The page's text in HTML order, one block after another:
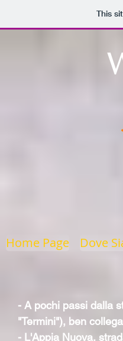
This
Home Page Dove
- A pochi passi dalla
"Termini"), ben
- L'Appia Nuova,